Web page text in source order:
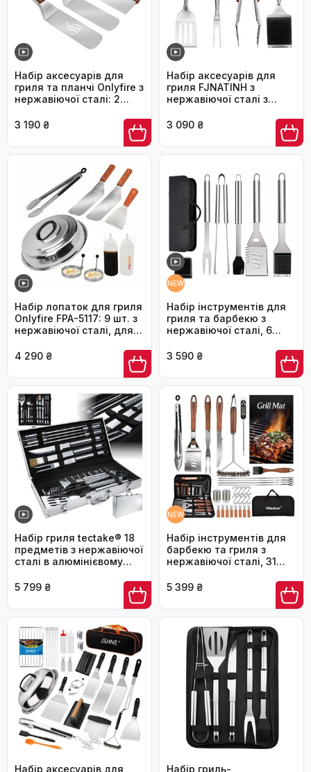
Набір аксесуарів для
гриля та планчі Onlyfire з
нержавіючої сталі: 2
розпилювачі
3 190 ₴
Набір аксесуарів для
гриля FJNATINH з
нержавіючої сталі з
частинний комплект:
щипці, лопатка, щітка з
нержавіючої сталі та
виделка. Практичний
ідеально для гриля та як
подарунок. Набір гриль-
інструментів 4 шт.
3 090 ₴
Набір лопаток для гриля
Onlyfire FPA-5117: 9 шт. з
нержавіючої сталі, для
сковорідок-грилів
4 290 ₴
NEW
Набір інструментів для
гриля та барбекю з
нержавіючої сталі, 6
кейсі — професійний
саду
3 590 ₴
Набір гриля tectake® 18
предметів з нержавіючої
сталі в алюмінієвому
гриля, мангала,
барбекю: для вугільного
гриля, Smoker, шашлику,
в саду, на кемпінгу.
Ідеальний подарунок
для чоловіків. В
комплекті: виделка для
м'яса.
5 799 ₴
NEW
Набір інструментів для
барбекю та гриля з
нержавіючої сталі, 31
гриль-матом для
5 399 ₴
Набір аксесуарів для
Набір гриль-